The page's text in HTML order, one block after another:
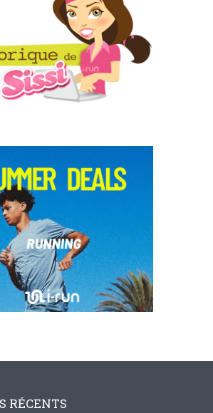
RÉCENTS